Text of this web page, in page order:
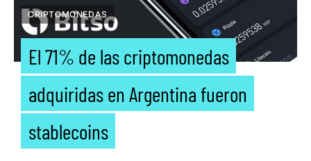
CRIPTOMONEDAS
El 71% de las criptomonedas
adquiridas en Argentina fueron
stablecoins